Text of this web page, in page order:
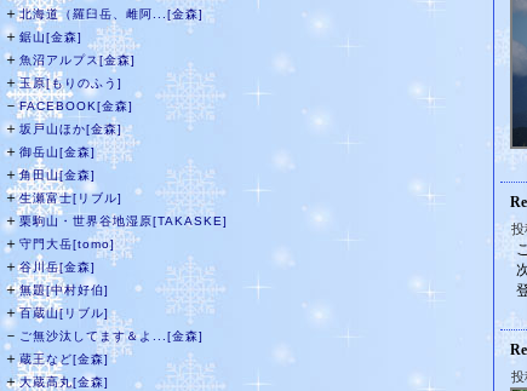
＋北海道（羅臼岳、雌阿...[金森]
＋ 鋸山[金森]
＋ 魚沼アルプス[金森]
＋玉原[もりのふう]
－FACEBOOK[金森]
＋ 坂戸山ほか[金森]
＋ 御岳山[金森]
＋角田山[金森]
＋生瀬富士[リブル]
＋栗駒山・世界谷地湿原[TAKASKE]
＋ 守門大岳[tomo]
＋谷川岳[金森]
＋無題[中村好伯]
＋百蔵山[リブル]
－ ご無沙汰してます＆よ...[金森]
＋蔵王など[金森]
＋大蔵高丸[金森]
投
投